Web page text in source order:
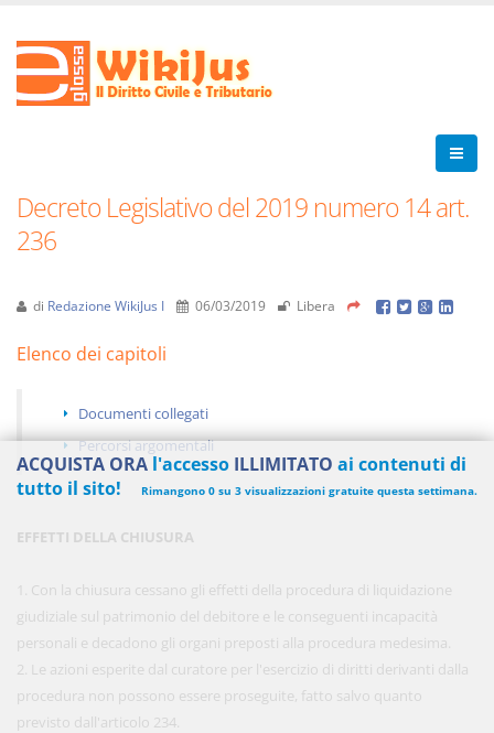
Decreto Legislativo del 2019 numero 14 art.
236
di Redazione WikiJus I 06/03/2019 Libera
Elenco dei capitoli
Documenti collegati
Percorsi argomentali
EFFETTI DELLA CHIUSURA
1. Con la chiusura cessano gli effetti della procedura di liquidazione
giudiziale sul patrimonio del debitore e le conseguenti incapacità
personali e decadono gli organi preposti alla procedura medesima.
2. Le azioni esperite dal curatore per l'esercizio di diritti derivanti dalla
procedura non possono essere proseguite, fatto salvo quanto
previsto dall'articolo 234.
ACQUISTA ORA l'accesso ILLIMITATO ai contenuti di
tutto il sito!
Rimangono 0 su 3 visualizzazioni gratuite questa settimana.
450,00 € ANNUALI
570.00€ risparmi il 21%!
Acquista ora